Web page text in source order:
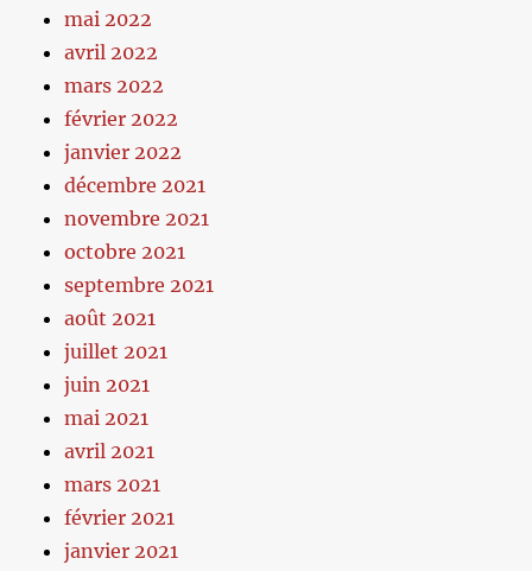
mai 2022
avril 2022
mars 2022
février 2022
janvier 2022
décembre 2021
novembre 2021
octobre 2021
septembre 2021
août 2021
juillet 2021
juin 2021
mai 2021
avril 2021
mars 2021
février 2021
janvier 2021